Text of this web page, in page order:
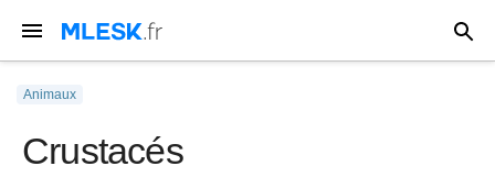
Animaux
Crustacés